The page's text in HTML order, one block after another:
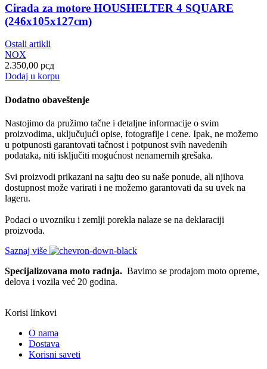
Cirada za motore HOUSHELTER 4 SQUARE
(246x105x127cm)
Ostali artikli
NOX
2.350,00 рсд
Dodaj u korpu
Dodatno obaveštenje
Nastojimo da pružimo tačne i detaljne informacije o svim
proizvodima, uključujući opise, fotografije i cene. Ipak, ne možemo
u potpunosti garantovati tačnost i potpunost svih navedenih
podataka, niti isključiti mogućnost nenamernih grešaka.
Svi proizvodi prikazani na sajtu deo su naše ponude, ali njihova
dostupnost može varirati i ne možemo garantovati da su uvek na
lageru.
Podaci o uvozniku i zemlji porekla nalaze se na deklaraciji
proizvoda.
Saznaj više
Specijalizovana moto radnja. Bavimo se prodajom moto opreme,
delova i vozila već 20 godina.
Korisi linkovi
O nama
Dostava
Korisni saveti